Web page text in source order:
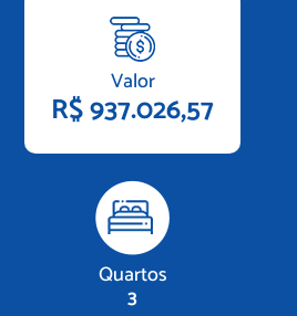
Valor
R$ 937.026,57
Quartos
3